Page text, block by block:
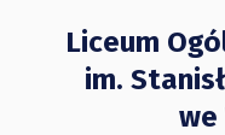
Liceum
im.
we